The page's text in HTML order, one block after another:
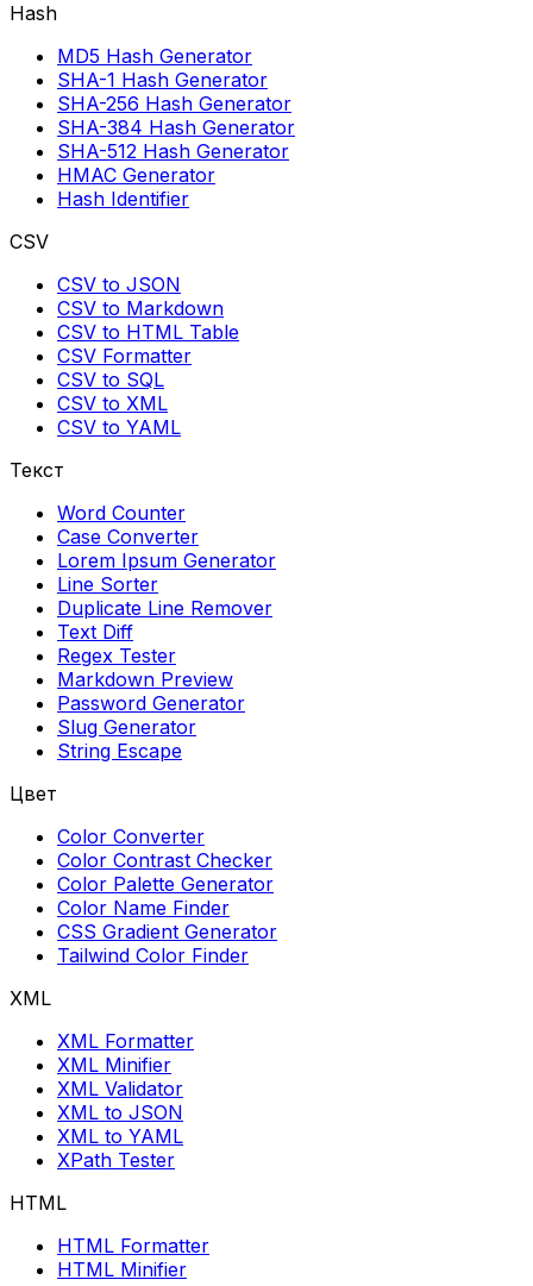
Hash
MD5 Hash Generator
SHA-1 Hash Generator
SHA-256 Hash Generator
SHA-384 Hash Generator
SHA-512 Hash Generator
HMAC Generator
Hash Identifier
CSV
CSV to JSON
CSV to Markdown
CSV to HTML Table
CSV Formatter
CSV to SQL
CSV to XML
CSV to YAML
Текст
Word Counter
Case Converter
Lorem Ipsum Generator
Line Sorter
Duplicate Line Remover
Text Diff
Regex Tester
Markdown Preview
Password Generator
Slug Generator
String Escape
Цвет
Color Converter
Color Contrast Checker
Color Palette Generator
Color Name Finder
CSS Gradient Generator
Tailwind Color Finder
XML
XML Formatter
XML Minifier
XML Validator
XML to JSON
XML to YAML
XPath Tester
HTML
HTML Formatter
HTML Minifier